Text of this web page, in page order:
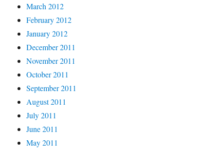
March 2012
February 2012
January 2012
December 2011
November 2011
October 2011
September 2011
August 2011
July 2011
June 2011
May 2011